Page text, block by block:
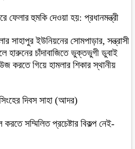
ফেলার হুমকি দেওয়া হয়: প্রধানমন্ত্রী
সাহাপুর ইউনিয়নের সোমপাড়ার, সন্ত্রাসী
হারুনের চাঁদাবাজিতে ভুক্তভুগী ডুবাই
করতে গিয়ে হামলার শিকার স্থানীয়
দিবস সাহা (আদর)
সম্মিলিত প্রচেষ্টার বিকল্প নেই-